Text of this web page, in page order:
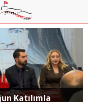
Katılımla